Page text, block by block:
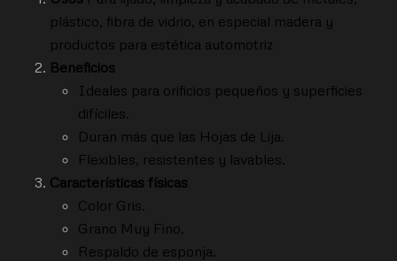
plástico, fibra de vidrio, en especial madera y
productos para estética automotriz
Beneficios
Ideales para orificios pequeños y superficies
difíciles.
Duran más que las Hojas de Lija.
Flexibles, resistentes y lavables.
Características físicas
Color Gris.
Grano Muy Fino.
Respaldo de esponja.